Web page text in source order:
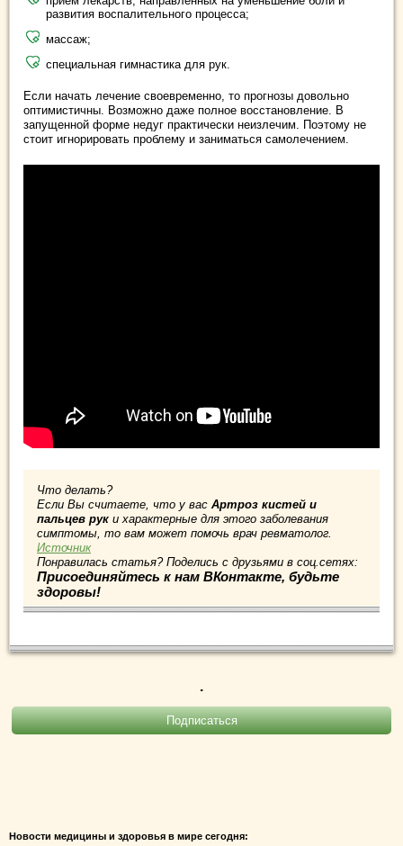
развития воспалительного процесса;
массаж;
специальная гимнастика для рук.
Если начать лечение своевременно, то прогнозы довольно
оптимистичны. Возможно даже полное восстановление. В
запущенной форме недуг практически неизлечим. Поэтому не
стоит игнорировать проблему и заниматься самолечением.
Что делать?
Если Вы считаете, что у вас Артроз кистей и
пальцев рук и характерные для этого заболевания
симптомы, то вам может помочь врач ревматолог.
Источник
Понравилась статья? Поделись с друзьями в соц.сетях:
Присоединяйтесь к нам ВКонтакте, будьте
здоровы!
.
Новости медицины и здоровья в мире сегодня: